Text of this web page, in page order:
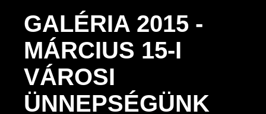
GALÉRIA 2015 -
MÁRCIUS 15-I
VÁROSI
ÜNNEPSÉGÜNK